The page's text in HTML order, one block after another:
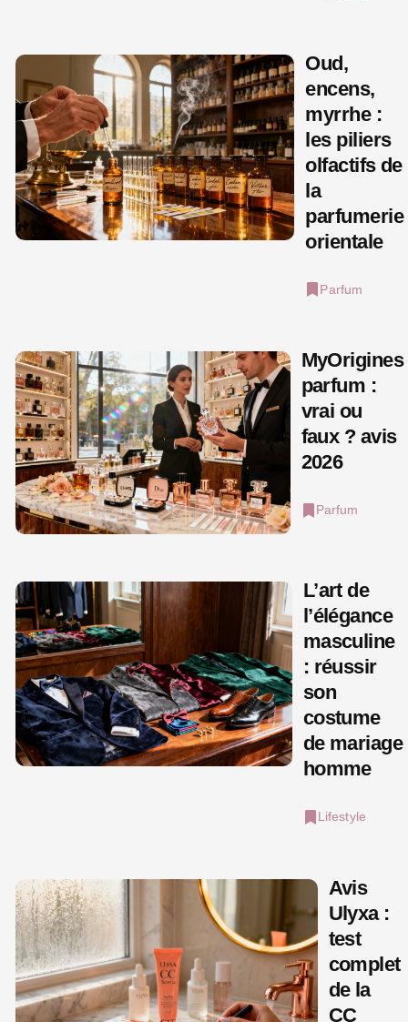
Oud,
encens,
myrrhe :
les piliers
olfactifs de
la
parfumerie
orientale
Parfum
MyOrigines
parfum :
vrai ou
faux ? avis
2026
Parfum
L’art de
l’élégance
masculine
: réussir
son
costume
de mariage
homme
Lifestyle
Avis
Ulyxa :
test
complet
de la
CC